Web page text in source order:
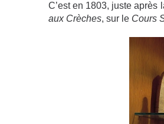
C’est en 1803, juste après
aux Crèches, sur le Cours